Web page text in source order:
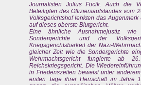
Journalisten Julius Fucik. Auch die
Beteiligten des Offiziersaufstandes vom
Volksgerichtshof lenkten das Augenmerk
auf dieses oberste Blutgericht.
Eine ähnliche Ausnahmejustiz wie
Sondergerichte und der
Kriegsgerichtsbarkeit der Nazi-
gleicher Zeit wie die Sondergerichte
Wehrmachtsgericht fungierte ab
Reichskriegsgericht. Die
in Friedenszeiten beweist unter
ersten Tage ihrer Herrschaft im Jahre